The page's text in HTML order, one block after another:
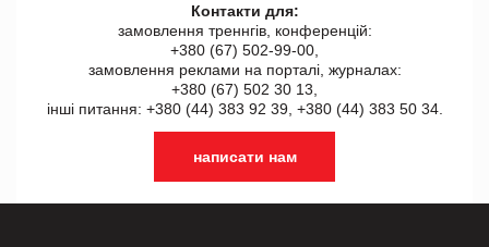
Контакти для:
замовлення треннгів, конференцій:
+380 (67) 502-99-00,
замовлення реклами на порталі, журналах:
+380 (67) 502 30 13,
інші питання: +380 (44) 383 92 39, +380 (44) 383 50 34.
написати нам